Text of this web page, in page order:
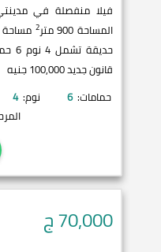
فيلا منفصلة في
المساحة 900 متر
2 مساحة
قانون جديد 100,000 جنيه
حمامات: 6 نوم: 4
70,000ج